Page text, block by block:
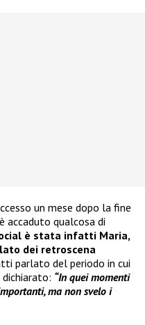
un mese dopo la fine
accaduto qualcosa di
è stata infatti Maria,
dei retroscena
parlato del periodo in cui
“In quei momenti
ma non svelo i